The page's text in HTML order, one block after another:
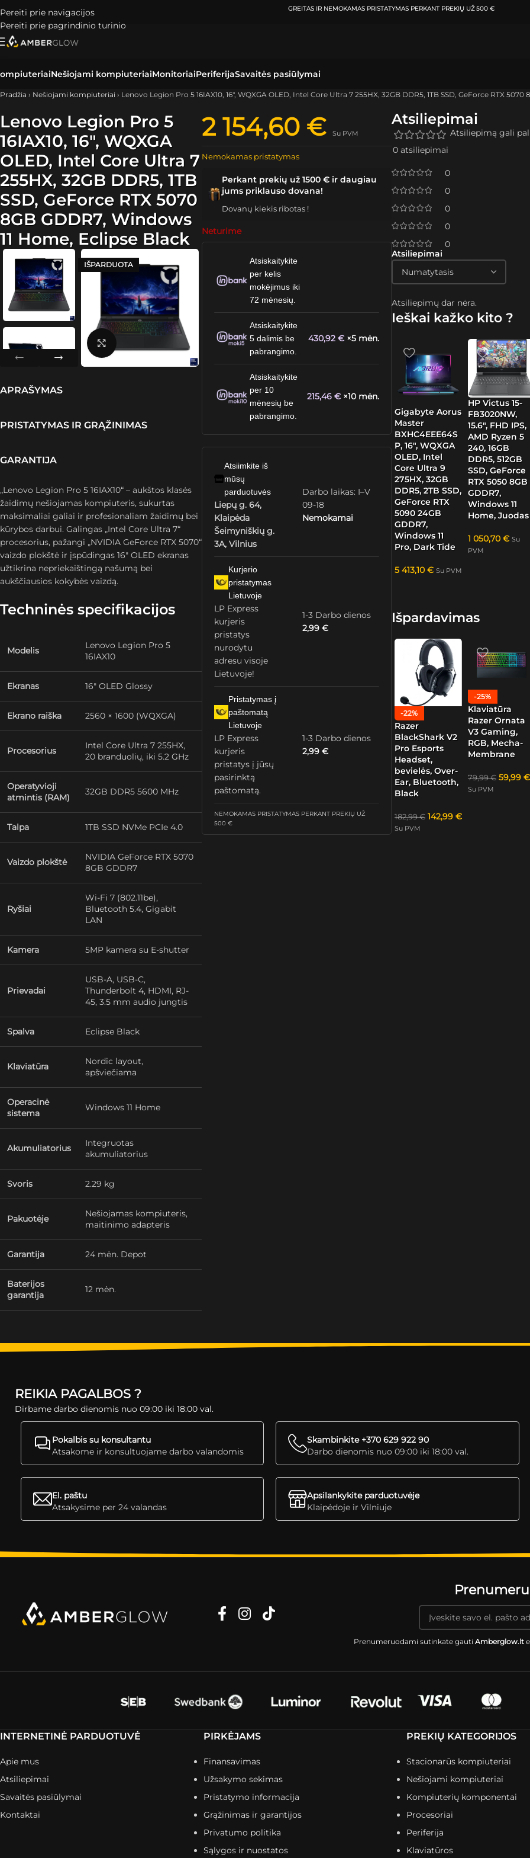
Pereiti prie navigacijos
Pereiti prie pagrindinio turinio
ATSIIMKITE UŽSAKYMĄKLAIPĖDOJE IR VILNIUJEPER0-3 DARBO
Nešiojami kompiuteriaiMonitoriaiPeriferijaSavaitės pasiūlymai
Pradžia › Nešiojami kompiuteriai › Lenovo Legion Pro 5 16IAX10, 16″, WQXGA OLED, Intel Core Ultra 7 255HX, 32GB DDR5, 1TB SSD, GeForce RTX
Lenovo Legion Pro 5
16IAX10, 16″, WQXGA
OLED, Intel Core Ultra 7
255HX, 32GB DDR5, 1TB
SSD, GeForce RTX 5070
8GB GDDR7, Windows
11 Home, Eclipse Black
IŠPARDUOTA
Spustelėkite, kad padidintumėte
APRAŠYMAS
PRISTATYMAS IR GRĄŽINIMAS
GARANTIJA
„Lenovo Legion Pro 5 16IAX10“ – aukštos klasės
žaidimų nešiojamas kompiuteris, sukurtas
maksimaliai galiai ir profesionaliam žaidimų bei
kūrybos darbui. Galingas „Intel Core Ultra 7“
procesorius, pažangi „NVIDIA GeForce RTX 5070“
vaizdo plokštė ir įspūdingas 16″ OLED ekranas
užtikrina nepriekaištingą našumą bei
aukščiausios kokybės vaizdą.
Techninės specifikacijos
Modelis
Lenovo Legion Pro 5
16IAX10
Ekranas 16″ OLED Glossy
Ekrano raiška 2560 × 1600 (WQXGA)
Procesorius
Intel Core Ultra 7 255HX,
20 branduolių, iki 5.2 GHz
Operatyvioji
atmintis (RAM)
32GB DDR5 5600 MHz
Talpa 1TB SSD NVMe PCIe 4.0
Vaizdo plokštė
NVIDIA GeForce RTX 5070
8GB GDDR7
Ryšiai
Wi-Fi 7 (802.11be),
Bluetooth 5.4, Gigabit
LAN
Kamera 5MP kamera su E-shutter
Prievadai
USB-A, USB-C,
Thunderbolt 4, HDMI, RJ-
45, 3.5 mm audio jungtis
Spalva Eclipse Black
Klaviatūra
Nordic layout,
apšviečiama
Operacinė
sistema
Windows 11 Home
Akumuliatorius
Integruotas
akumuliatorius
Svoris 2.29 kg
Pakuotėje
Nešiojamas kompiuteris,
maitinimo adapteris
Garantija 24 mėn. Depot
Baterijos
garantija
12 mėn.
2 154,60 € Su PVM
Nemokamas pristatymas
Perkant prekių už 1500 € ir daugiau
jums priklauso dovana!
Dovanų kiekis ribotas !
Neturime
Atsiskaitykite
per kelis
mokėjimus iki
72 mėnesių.
Atsiskaitykite
5 dalimis be
pabrangimo.
430,92 € ×5 mėn.
Atsiskaitykite
per 10
mėnesių be
pabrangimo.
215,46 € ×10 mėn.
Atsiimkite iš
mūsų
parduotuvės
Liepų g. 64,
Klaipėda
Šeimyniškių g.
3A, Vilnius
Darbo laikas: I–V
09-18
Nemokamai
Kurjerio
pristatymas
Lietuvoje
LP Express
kurjeris
pristatys
nurodytu
adresu visoje
Lietuvoje!
1-3 Darbo dienos
2,99€
Pristatymas į
paštomatą
Lietuvoje
LP Express
kurjeris
pristatys į jūsų
pasirinktą
paštomatą.
1-3 Darbo dienos
2,99€
NEMOKAMAS PRISTATYMAS PERKANT PREKIŲ UŽ
500 €
Atsiliepimai
0 atsiliepimai
0
0
0
0
0
Atsiliepimai
Atsiliepimų dar nėra.
Atsiliepimą gali
Ieškai kažko kito ?
Gigabyte Aorus
Master
BXHC4EEE64S
P, 16″, WQXGA
OLED, Intel
Core Ultra 9
275HX, 32GB
DDR5, 2TB SSD,
GeForce RTX
5090 24GB
GDDR7,
Windows 11
Pro, Dark Tide
5 413,10 € Su PVM
HP Victus 15-
FB3020NW,
15.6″, FHD IPS,
AMD Ryzen 5
240, 16GB
DDR5, 512GB
SSD, GeForce
RTX 5050 8GB
GDDR7,
Windows 11
Home, Juodas
1 050,70 € Su
PVM
Išpardavimas
-22%
Razer
BlackShark V2
Pro Esports
Headset,
bevielės, Over-
Ear, Bluetooth,
Black
182,99€ 142,99 €
Su PVM
-25%
Klaviatūra
Razer Ornata
V3 Gaming,
RGB, Mecha-
Membrane
79,99€ 59,99 €
Su PVM
REIKIA PAGALBOS ?
Dirbame darbo dienomis nuo 09:00 iki 18:00 val.
Pokalbis su konsultantu
Atsakome ir konsultuojame darbo valandomis
Skambinkite +370 629 922 90
Darbo dienomis nuo 09:00 iki 18:00 val.
El. paštu
Atsakysime per 24 valandas
Apsilankykite parduotuvėje
Klaipėdoje ir Vilniuje
Prenumeruodami sutinkate gautiAmberglow.lt
INTERNETINĖ PARDUOTUVĖ
Apie mus
Atsiliepimai
Savaitės pasiūlymai
Kontaktai
PIRKĖJAMS
Finansavimas
Užsakymo sekimas
Pristatymo informacija
Grąžinimas ir garantijos
Privatumo politika
Sąlygos ir nuostatos
PREKIŲ KATEGORIJOS
Stacionarūs kompiuteriai
Nešiojami kompiuteriai
Kompiuterių komponentai
Procesoriai
Periferija
Klaviatūros